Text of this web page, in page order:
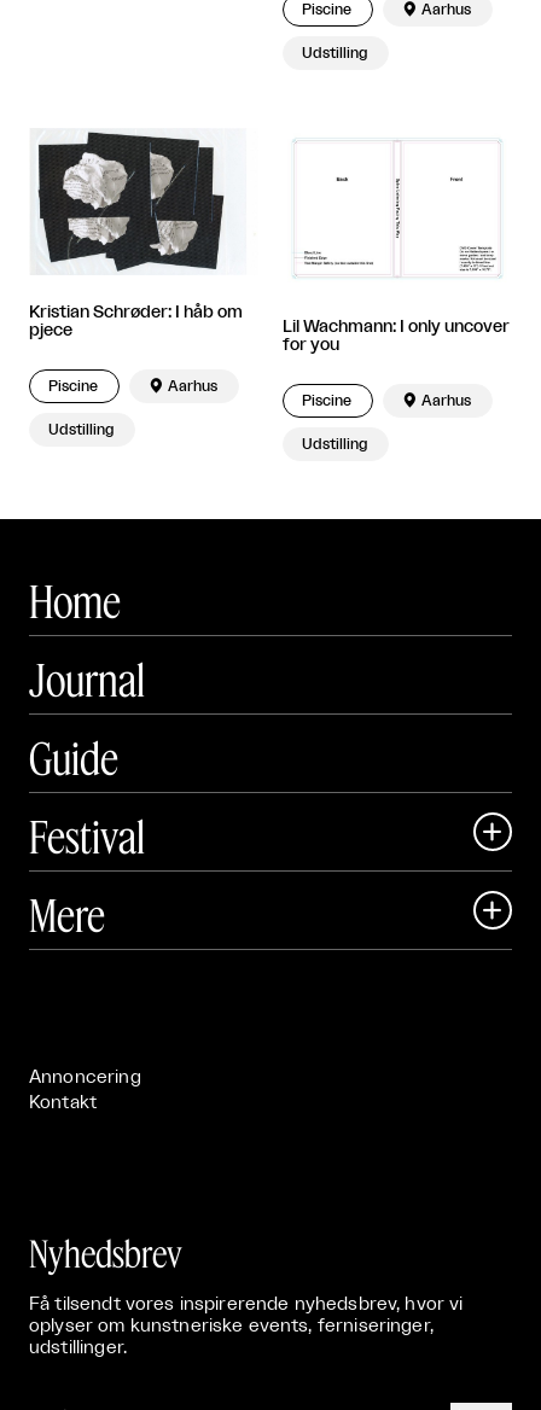
Piscine  Aarhus
Udstilling
Kristian Schrøder: I håb om
pjece
Piscine  Aarhus
Udstilling
Lil Wachmann: I only uncover
for you
Piscine  Aarhus
Udstilling
Home
Journal
Guide
Festival

 Art Matter Festival
Mere 
Annoncering
Kontakt
Nyhedsbrev
Få tilsendt vores inspirerende nyhedsbrev, hvor vi
oplyser om kunstneriske events, ferniseringer,
udstillinger.